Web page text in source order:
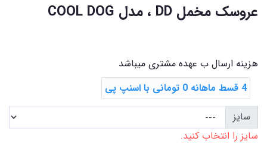
عروسک مخمل DD ، مدل COOL DOG
هزینه ارسال ب عهده مشتری میباشد
4 قسط ماهانه 0 تومانی با اسنپ ‌پی
سایز
سایز را انتخاب کنید.